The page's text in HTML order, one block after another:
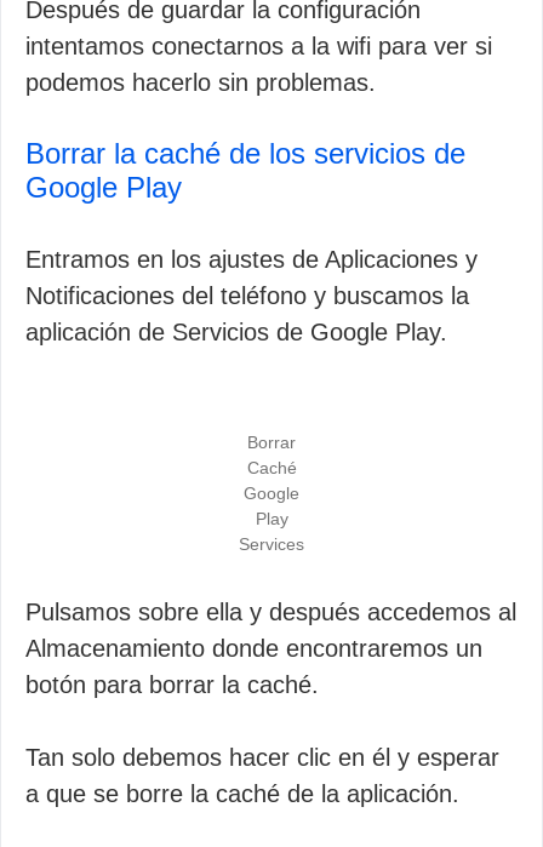
Después de guardar la configuración
intentamos conectarnos a la wifi para ver si
podemos hacerlo sin problemas.
Borrar la caché de los servicios de
Google Play
Entramos en los ajustes de Aplicaciones y
Notificaciones del teléfono y buscamos la
aplicación de Servicios de Google Play.
Borrar
Caché
Google
Play
Services
Pulsamos sobre ella y después accedemos al
Almacenamiento donde encontraremos un
botón para borrar la caché.
Tan solo debemos hacer clic en él y esperar
a que se borre la caché de la aplicación.